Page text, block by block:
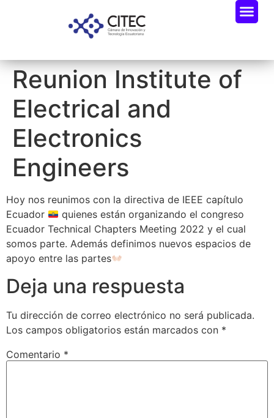
Reunion Institute of
Electrical and
Electronics
Engineers
Hoy nos reunimos con la directiva de IEEE capítulo
Ecuador
quienes están organizando el congreso
Ecuador Technical Chapters Meeting 2022 y el cual
somos parte. Además definimos nuevos espacios de
apoyo entre las partes
Deja una respuesta
Tu dirección de correo electrónico no será publicada.
Los campos obligatorios están marcados con *
Comentario *